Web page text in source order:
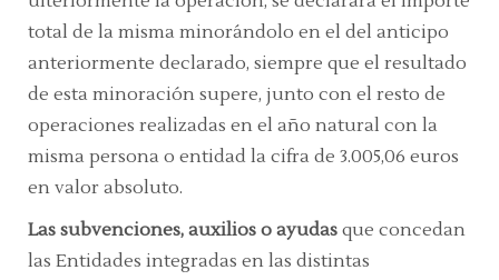
total de la misma minorándolo en el del anticipo
anteriormente declarado, siempre que el resultado
de esta minoración supere, junto con el resto de
operaciones realizadas en el año natural con la
misma persona o entidad la cifra de 3.005,06 euros
en valor absoluto.
Las subvenciones, auxilios o ayudas que concedan
las Entidades integradas en las distintas